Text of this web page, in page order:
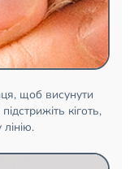
щоб висунути
кіготь,